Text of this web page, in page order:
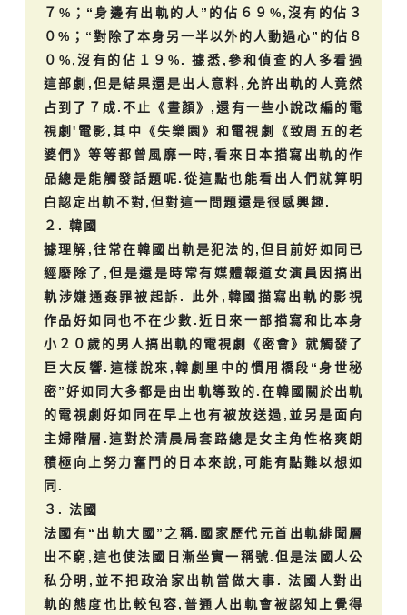
７%；“身邊有出軌的人”的佔６９%,沒有的佔３
０%；“對除了本身另一半以外的人動過心”的佔８
０%,沒有的佔１９%. 據悉,參和偵查的人多看過
這部劇,但是結果還是出人意料,允許出軌的人竟然
占到了７成.不止《晝顏》,還有一些小說改編的電
視劇'電影,其中《失樂園》和電視劇《致周五的老
婆們》等等都曾風靡一時,看來日本描寫出軌的作
品總是能觸發話題呢.從這點也能看出人們就算明
白認定出軌不對,但對這一問題還是很感興趣.
２. 韓國
據理解,往常在韓國出軌是犯法的,但目前好如同已
經廢除了,但是還是時常有媒體報道女演員因搞出
軌涉嫌通姦罪被起訴. 此外,韓國描寫出軌的影視
作品好如同也不在少數.近日來一部描寫和比本身
小２０歲的男人搞出軌的電視劇《密會》就觸發了
巨大反響.這樣說來,韓劇里中的慣用橋段“身世秘
密”好如同大多都是由出軌導致的.在韓國關於出軌
的電視劇好如同在早上也有被放送過,並另是面向
主婦階層.這對於清晨局套路總是女主角性格爽朗
積極向上努力奮鬥的日本來說,可能有點難以想如
同.
３. 法國
法國有“出軌大國”之稱.國家歷代元首出軌緋聞層
出不窮,這也使法國日漸坐實一稱號.但是法國人公
私分明,並不把政治家出軌當做大事. 法國人對出
軌的態度也比較包容,普通人出軌會被認知上覺得